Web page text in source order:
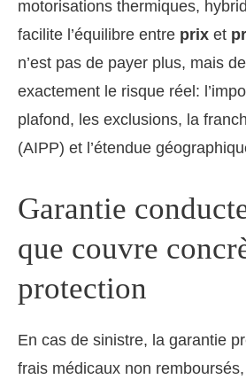
motorisations thermiques,
facilite l’équilibre entre prix et
n’est pas de payer plus, mais
exactement le risque réel:
plafond, les exclusions, la
(AIPP) et l’étendue
Garantie
que couvre
protection
En cas de sinistre, la garantie
frais médicaux non